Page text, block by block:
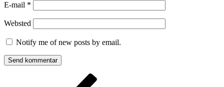
E-mail *
Websted
Notify me of new posts by email.
Indlægsnavigation